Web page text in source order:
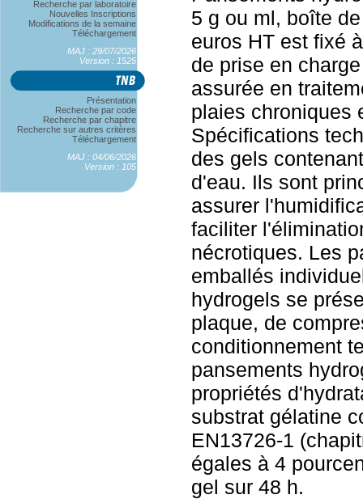
Recherche par laboratoire
Nouvelles Inscriptions
Modifications de la semaine
Téléchargement
MAJ : 29/07/2026
Version : 1525
Présentation
Recherche par code
Recherche par chapitre
Recherche sur autres critères
Téléchargement
MAJ : 04/06/2026
Version : 105
5 g ou ml, boîte
euros HT est fixé
de prise en
assurée en
plaies chroniques
Spécifications
des gels
d'eau. Ils sont
assurer
faciliter
nécrotiques. Les
emballés
hydrogels se
plaque, de
conditionnement
pansements
propriétés
substrat gélatine
EN13726-1
égales à 4
gel sur 48 h.